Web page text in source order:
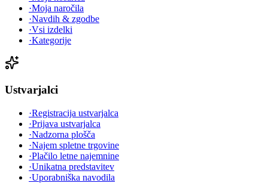
·Moja naročila
·Navdih & zgodbe
·Vsi izdelki
·Kategorije
Ustvarjalci
·Registracija ustvarjalca
·Prijava ustvarjalca
·Nadzorna plošča
·Najem spletne trgovine
·Plačilo letne najemnine
·Unikatna predstavitev
·Uporabniška navodila